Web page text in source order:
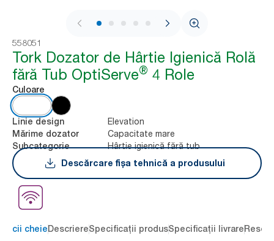
1 / 5
558051
Tork Dozator de Hârtie Igienică Rolă
fără Tub OptiServe® 4 Role
Culoare
Linie design Elevation
Mărime dozator Capacitate mare
Subcategorie
Hârtie igienică fără tub
Descărcare fișa tehnică a produsului
cheieDescriereSpecificații produsSpecificații livrare